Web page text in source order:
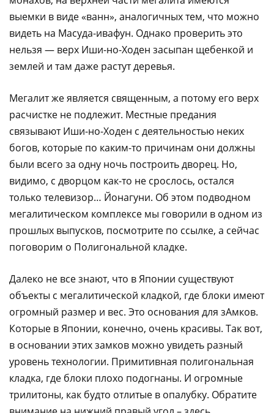
выемки в виде «ванн», аналогичных тем, что можно
видеть на Масуда-ивафун. Однако проверить это
нельзя — верх Иши-но-Ходен засыпан щебенкой и
землей и там даже растут деревья.
Мегалит же является священным, а потому его верх
расчистке не подлежит. Местные предания
связывают Иши-но-Ходен с деятельностью неких
богов, которые по каким-то причинам они должны
были всего за одну ночь построить дворец. Но,
видимо, с дворцом как-то не срослось, остался
только телевизор… Йонагуни. Об этом подводном
мегалитическом комплексе мы говорили в одном из
прошлых выпусков, посмотрите по ссылке, а сейчас
поговорим о Полигональной кладке.
Далеко не все знают, что в Японии существуют
объекты с мегалитической кладкой, где блоки имеют
огромный размер и вес. Это основания для зАмков.
Которые в Японии, конечно, очень красивы. Так вот,
в основании этих замков можно увидеть разный
уровень технологии. Примитивная полигональная
кладка, где блоки плохо подогнаны. И огромные
трилитоны, как будто отлитые в опалубку. Обратите